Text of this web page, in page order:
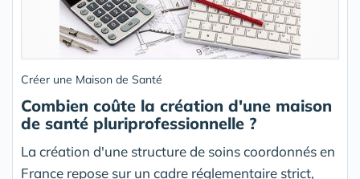
Créer une Maison de Santé
Combien coûte la création d'une maison
de santé pluriprofessionnelle ?
La création d'une structure de soins coordonnés en
France repose sur un cadre réglementaire strict,